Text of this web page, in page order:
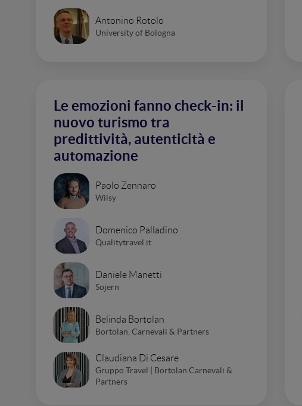
Antonino Rotolo
University of Bologna
Le emozioni fanno check-in: il
nuovo turismo tra
predittività, autenticità e
automazione
Paolo Zennaro
Wiisy
Domenico Palladino
Qualitytravel.it
Daniele Manetti
Sojern
Belinda Bortolan
Bortolan, Carnevali & Partners
Claudiana Di Cesare
Gruppo Travel | Bortolan Carnevali &
Partners